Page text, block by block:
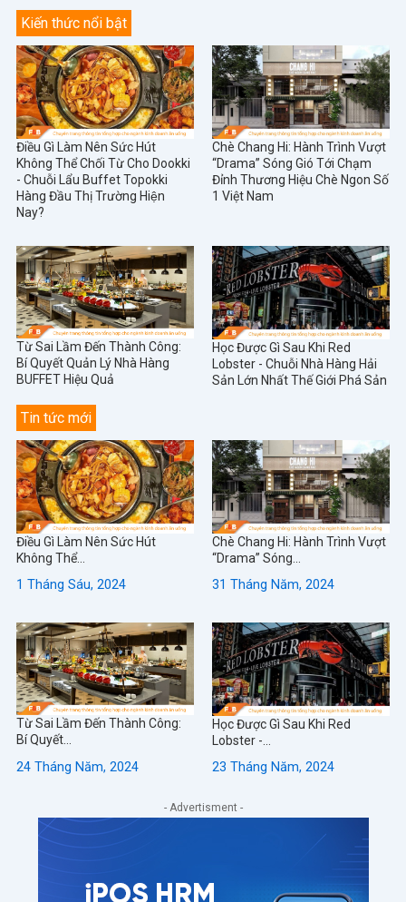
Kiến thức nổi bật
Điều Gì Làm Nên Sức Hút
Không Thể Chối Từ Cho Dookki
- Chuỗi Lẩu Buffet Topokki
Hàng Đầu Thị Trường Hiện
Nay?
Chè Chang Hi: Hành Trình Vượt
“Drama” Sóng Gió Tới Chạm
Đỉnh Thương Hiệu Chè Ngon Số
1 Việt Nam
Từ Sai Lầm Đến Thành Công:
Bí Quyết Quản Lý Nhà Hàng
BUFFET Hiệu Quả
Học Được Gì Sau Khi Red
Lobster - Chuỗi Nhà Hàng Hải
Sản Lớn Nhất Thế Giới Phá Sản
Tin tức mới
Điều Gì Làm Nên Sức Hút
Không Thể...
1 Tháng Sáu, 2024
Chè Chang Hi: Hành Trình Vượt
“Drama” Sóng...
31 Tháng Năm, 2024
Từ Sai Lầm Đến Thành Công:
Bí Quyết...
24 Tháng Năm, 2024
Học Được Gì Sau Khi Red
Lobster -...
23 Tháng Năm, 2024
- Advertisment -